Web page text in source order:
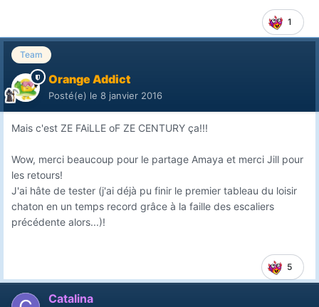
1
Team
Orange Addict
Posté(e) le 8 janvier 2016
Mais c'est ZE FAiLLE oF ZE CENTURY ça!!!
Wow, merci beaucoup pour le partage Amaya et merci Jill pour
les retours!
J'ai hâte de tester (j'ai déjà pu finir le premier tableau du loisir
chaton en un temps record grâce à la faille des escaliers
précédente alors...)!
5
Catalina